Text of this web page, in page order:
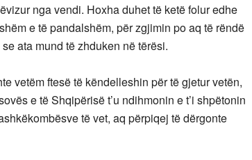
nga vendi. Hoxha duhet të ketë folur edhe
e të pandalshëm, për zgjimin po aq të rëndë
ata mund të zhduken në tërësi.
vetëm ftesë të këndelleshin për të gjetur vetën,
e të Shqipërisë t’u ndihmonin e t’i shpëtonin
të vet, aq përpiqej të dërgonte